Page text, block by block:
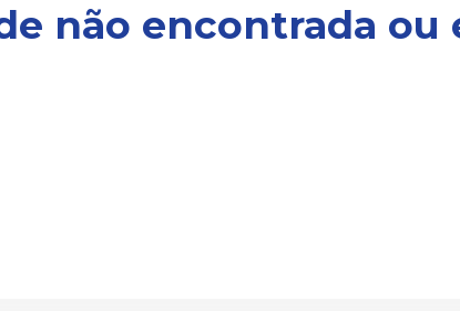
não encontrada ou